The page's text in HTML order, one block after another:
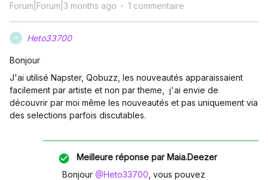
Forum|Forum|3 months ago 1 commentaire
H Heto33700
Bonjour
J'ai utilisé Napster, Qobuzz, les nouveautés apparaissaient
facilement par artiste et non par theme, j'ai envie de
découvrir par moi même les nouveautés et pas uniquement via
des selections parfois discutables.
Meilleure réponse parMaia.Deezer
Bonjour ​ @Heto33700 , vous pouvez